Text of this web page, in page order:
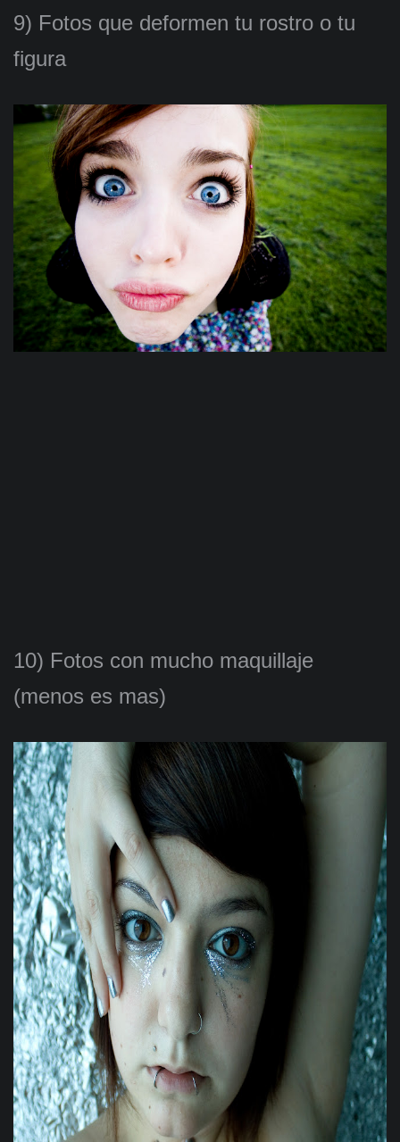
9) Fotos que deformen tu rostro o tu
figura
10) Fotos con mucho maquillaje
(menos es mas)